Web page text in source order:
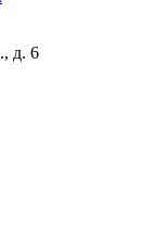
д. 6